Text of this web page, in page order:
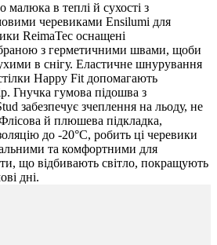
малюка в теплі й сухості з
черевиками Ensilumi для
ReimaTec оснащені
з герметичними швами, щоби
в снігу. Еластичне шнурування
Happy Fit допомагають
Гнучка гумова підошва з
забезпечує зчеплення на льоду, не
й плюшева підкладка,
до -20°C, робить ці черевики
та комфортними для
що відбивають світло, покращують
дні.